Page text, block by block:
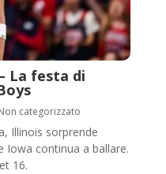
La festa di
categorizzato
Illinois sorprende
Iowa continua a ballare.
16.